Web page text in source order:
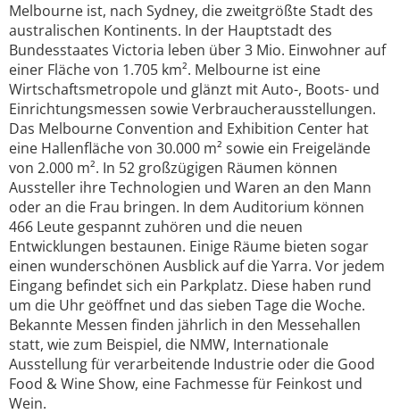
Melbourne ist, nach Sydney, die zweitgrößte Stadt des
australischen Kontinents. In der Hauptstadt des
Bundesstaates Victoria leben über 3 Mio. Einwohner auf
einer Fläche von 1.705 km². Melbourne ist eine
Wirtschaftsmetropole und glänzt mit Auto-, Boots- und
Einrichtungsmessen sowie Verbraucherausstellungen.
Das Melbourne Convention and Exhibition Center hat
eine Hallenfläche von 30.000 m² sowie ein Freigelände
von 2.000 m². In 52 großzügigen Räumen können
Aussteller ihre Technologien und Waren an den Mann
oder an die Frau bringen. In dem Auditorium können
466 Leute gespannt zuhören und die neuen
Entwicklungen bestaunen. Einige Räume bieten sogar
einen wunderschönen Ausblick auf die Yarra. Vor jedem
Eingang befindet sich ein Parkplatz. Diese haben rund
um die Uhr geöffnet und das sieben Tage die Woche.
Bekannte Messen finden jährlich in den Messehallen
statt, wie zum Beispiel, die NMW, Internationale
Ausstellung für verarbeitende Industrie oder die Good
Food & Wine Show, eine Fachmesse für Feinkost und
Wein.